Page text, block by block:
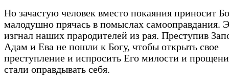
Но зачастую человек вместо покаяния приносит
малодушно прячась в помыслах самооправдания.
изгнал наших прародителей из рая. Преступив
Адам и Ева не пошли к Богу, чтобы открыть свое
преступление и испросить Его милости и
стали оправдывать себя.